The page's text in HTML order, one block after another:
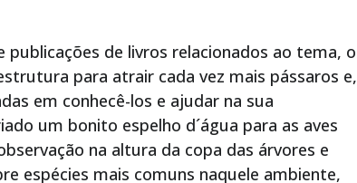
de livros relacionados ao tema, o
para atrair cada vez mais pássaros e,
em conhecê-los e ajudar na sua
um bonito espelho d´água para as aves
na altura da copa das árvores e
espécies mais comuns naquele ambiente,